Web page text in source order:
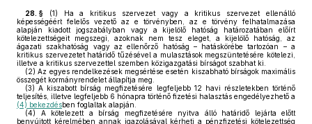
28. § (1) Ha a kritikus szervezet vagy a kritikus szervezet ellenálló
képességéért felelős vezető az e törvényben, az e törvény felhatalmazása
alapján kiadott jogszabályban vagy a kijelölő hatóság határozatában előírt
kötelezettségeit megszegi, azoknak nem tesz eleget, a kijelölő hatóság, az
ágazati szakhatóság vagy az ellenőrző hatóság – hatáskörébe tartozóan – a
kritikus szervezetet határidő tűzésével a mulasztások megszüntetésére kötelezi,
illetve a kritikus szervezettel szemben közigazgatási bírságot szabhat ki.
(2) Az egyes rendelkezések megsértése esetén kiszabható bírságok maximális
összegét kormányrendelet állapítja meg.
(3) A kiszabott bírság megfizetésére legfeljebb 12 havi részletekben történő
teljesítés, illetve legfeljebb 6 hónapra történő fizetési halasztás engedélyezhető a
(4) bekezdésben foglaltak alapján.
(4) A kötelezett a bírság megfizetésére nyitva álló határidő lejárta előtt
benyújtott kérelmében annak igazolásával kérheti a pénzfizetési kötelezettség